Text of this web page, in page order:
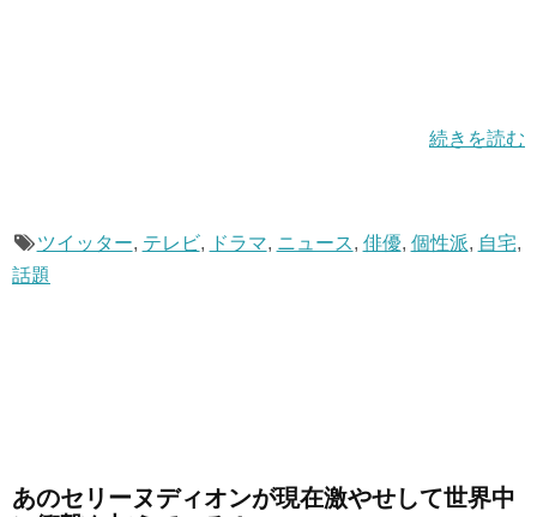
続きを読む
ツイッター, テレビ, ドラマ, ニュース, 俳優, 個性派, 自宅,
話題
あのセリーヌディオンが現在激やせして世界中